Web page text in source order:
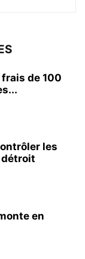
de 100
les
en